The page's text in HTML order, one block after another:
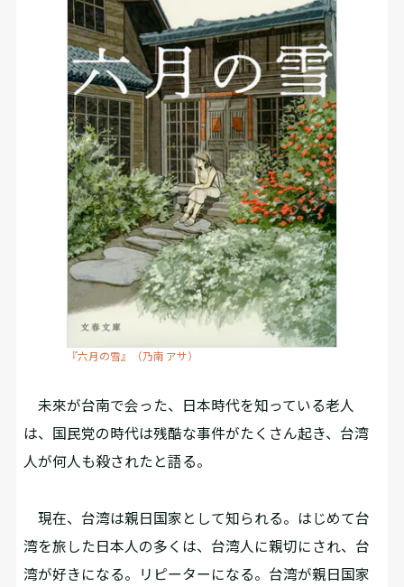
『六月の雪』（乃南 アサ）
未來が台南で会った、日本時代を知っている老人
は、国民党の時代は残酷な事件がたくさん起き、台湾
人が何人も殺されたと語る。
現在、台湾は親日国家として知られる。はじめて台
湾を旅した日本人の多くは、台湾人に親切にされ、台
湾が好きになる。リピーターになる。台湾が親日国家